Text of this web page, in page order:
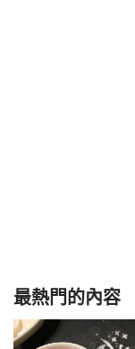
最熱門的內容